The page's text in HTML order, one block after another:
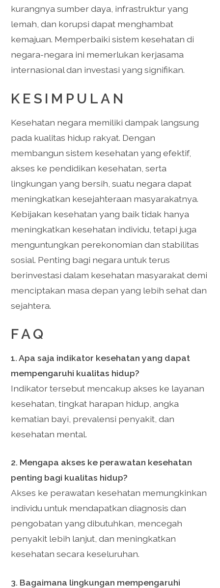
kurangnya sumber daya, infrastruktur yang
lemah, dan korupsi dapat menghambat
kemajuan. Memperbaiki sistem kesehatan di
negara-negara ini memerlukan kerjasama
internasional dan investasi yang signifikan.
KESIMPULAN
Kesehatan negara memiliki dampak langsung
pada kualitas hidup rakyat. Dengan
membangun sistem kesehatan yang efektif,
akses ke pendidikan kesehatan, serta
lingkungan yang bersih, suatu negara dapat
meningkatkan kesejahteraan masyarakatnya.
Kebijakan kesehatan yang baik tidak hanya
meningkatkan kesehatan individu, tetapi juga
menguntungkan perekonomian dan stabilitas
sosial. Penting bagi negara untuk terus
berinvestasi dalam kesehatan masyarakat demi
menciptakan masa depan yang lebih sehat dan
sejahtera.
FAQ
1. Apa saja indikator kesehatan yang dapat
mempengaruhi kualitas hidup?
Indikator tersebut mencakup akses ke layanan
kesehatan, tingkat harapan hidup, angka
kematian bayi, prevalensi penyakit, dan
kesehatan mental.
2. Mengapa akses ke perawatan kesehatan
penting bagi kualitas hidup?
Akses ke perawatan kesehatan memungkinkan
individu untuk mendapatkan diagnosis dan
pengobatan yang dibutuhkan, mencegah
penyakit lebih lanjut, dan meningkatkan
kesehatan secara keseluruhan.
3. Bagaimana lingkungan mempengaruhi